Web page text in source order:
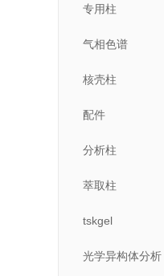
专用柱
气相色谱
核壳柱
配件
分析柱
萃取柱
tskgel
光学异构体分析